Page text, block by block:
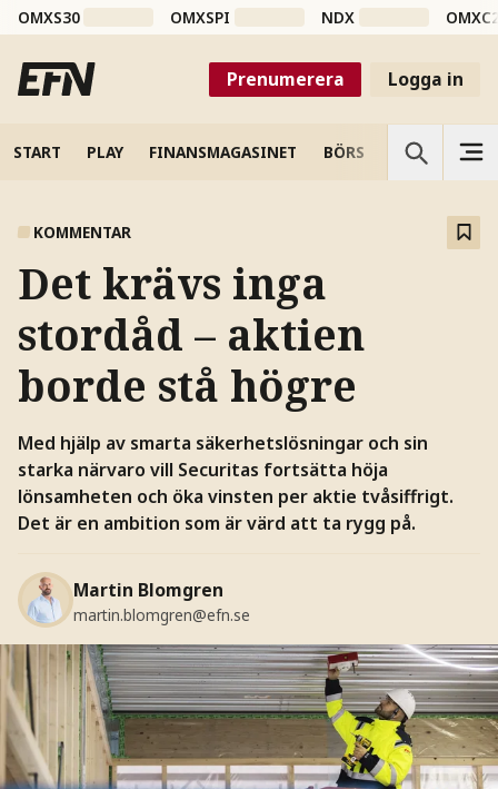
OMXS30 OMXSPI NDX
Prenumerera Logga in
START PLAY FINANSMAGASINET BÖRS VETENSKAP
KOMMENTAR
Det krävs inga
stordåd – aktien
borde stå högre
Med hjälp av smarta säkerhetslösningar och sin
starka närvaro vill Securitas fortsätta höja
lönsamheten och öka vinsten per aktie tvåsiffrigt.
Det är en ambition som är värd att ta rygg på.
Martin Blomgren
martin.blomgren@efn.se